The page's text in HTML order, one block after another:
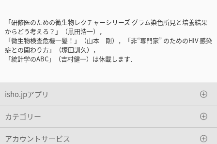
「研修医のための微生物レクチャーシリーズ グラム染色所見と培養結果
からどう考える？」（黒田浩一），
「微生物検査危機一髪！」（山本 剛），「非“専門家” のためのHIV 感染
症との関わり方」（塚田訓久），
「統計学のABC」（吉村健一）は休載します．
isho.jpアプリ
カテゴリー
アカウントサービス